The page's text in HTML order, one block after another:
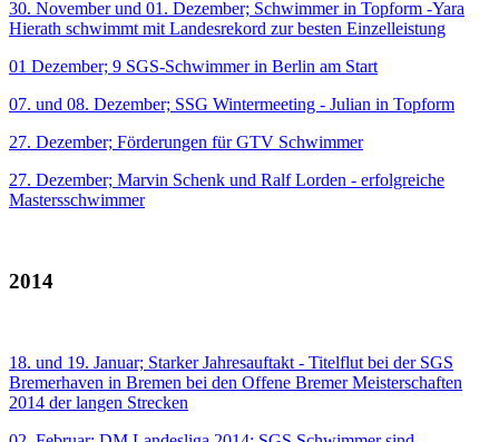
30. November und 01. Dezember; Schwimmer in Topform -Yara
Hierath schwimmt mit Landesrekord zur besten Einzelleistung
01 Dezember; 9 SGS-Schwimmer in Berlin am Start
07. und 08. Dezember; SSG Wintermeeting - Julian in Topform
27. Dezember; Förderungen für GTV Schwimmer
27. Dezember; Marvin Schenk und Ralf Lorden - erfolgreiche
Mastersschwimmer
2014
18. und 19. Januar; Starker Jahresauftakt - Titelflut bei der SGS
Bremerhaven in Bremen bei den Offene Bremer Meisterschaften
2014 der langen Strecken